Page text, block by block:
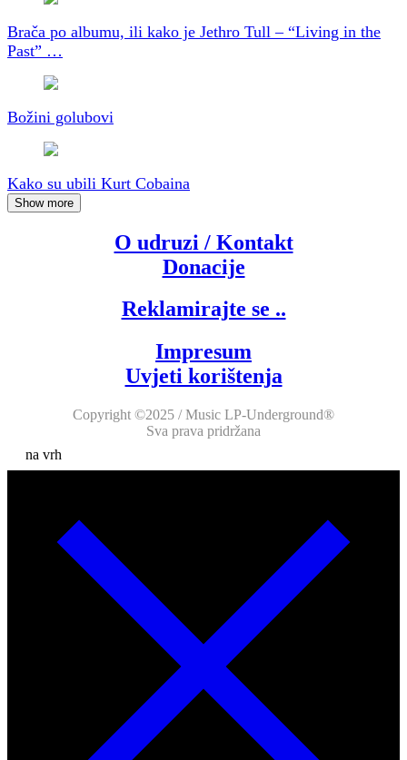
Brača po albumu, ili kako je Jethro Tull – “Living in the
Past” …
Božini golubovi
Kako su ubili Kurt Cobaina
Show more
O udruzi / Kontakt
Donacije
Reklamirajte se ..
Impresum
Uvjeti korištenja
Copyright ©2025 / Music LP-Underground®
Sva prava pridržana
na vrh